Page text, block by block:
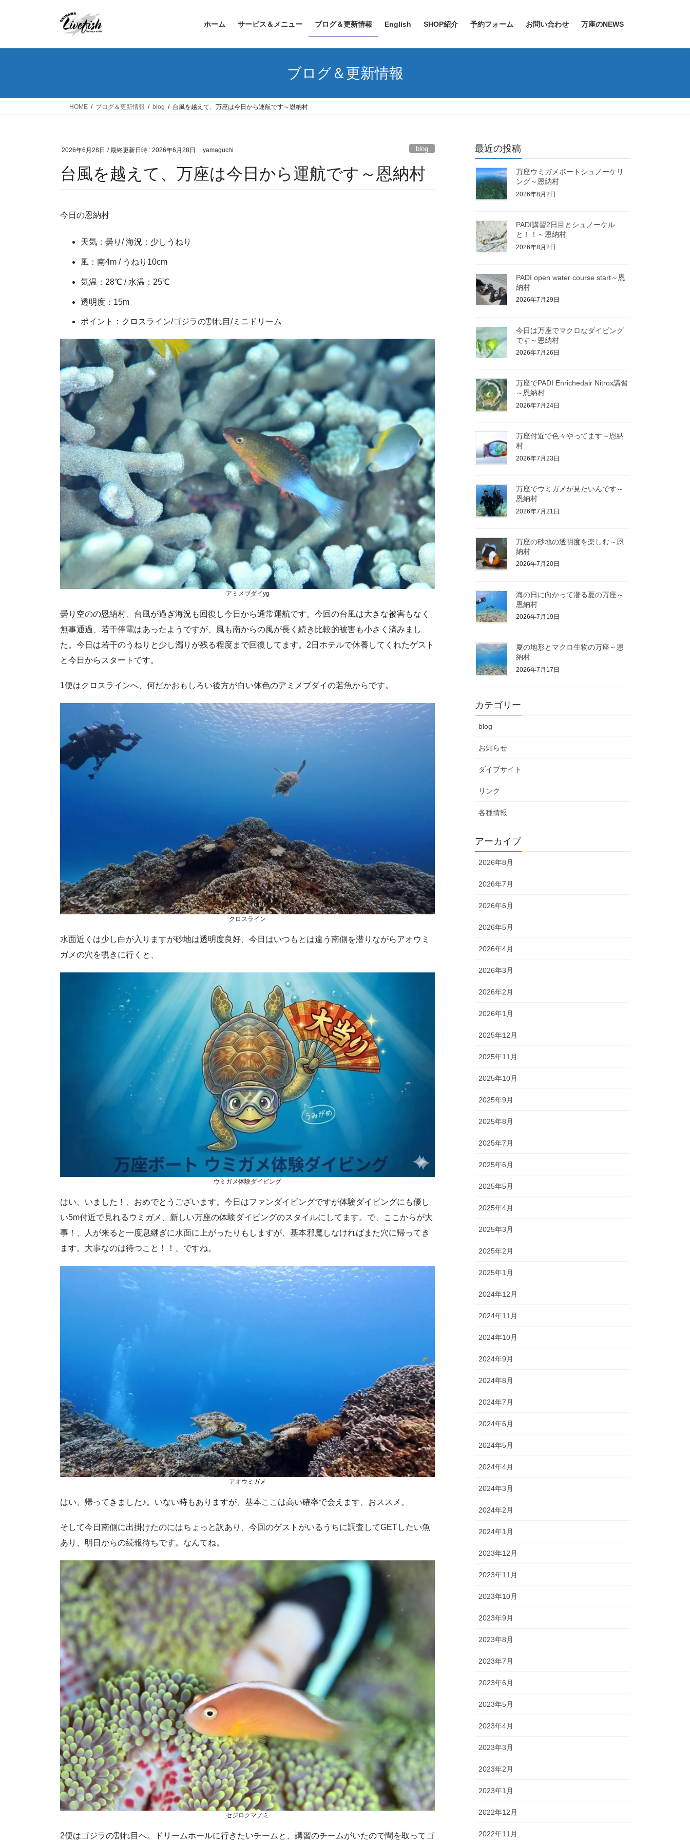
ホーム サービス＆メニュー ブログ＆更新情報 English SHOP紹介 予約フォーム お問い合わせ 万座のNEWS
ブログ＆更新情報
HOME ブログ＆更新情報 blog 台風を越えて、万座は今日から運航です～恩納村
2026年6月28日 / 最終更新日時 : 2026年6月28日 yamaguchi blog
台風を越えて、万座は今日から運航です～恩納村
今日の恩納村
天気：曇り/ 海況：少しうねり
風：南4m / うねり10cm
気温：28℃ / 水温：25℃
透明度：15m
ポイント：クロスライン/ゴジラの割れ目/ミニドリーム
アミメブダイyg
曇り空のの恩納村、台風が過ぎ海況も回復し今日から通常運航です。今回の台風は大きな被害もなく
無事通過、若干停電はあったようですが、風も南からの風が長く続き比較的被害も小さく済みまし
た。今日は若干のうねりと少し濁りが残る程度まで回復してます。2日ホテルで休養してくれたゲスト
と今日からスタートです。
1便はクロスラインへ、何だかおもしろい後方が白い体色のアミメブダイの若魚からです。
クロスライン
水面近くは少し白が入りますが砂地は透明度良好、今日はいつもとは違う南側を潜りながらアオウミ
ガメの穴を覗きに行くと、
ウミガメ体験ダイビング
はい、いました！、おめでとうございます。今日はファンダイビングですが体験ダイビングにも優し
い5m付近で見れるウミガメ、新しい万座の体験ダイビングのスタイルにしてます。で、ここからが大
事！、人が来ると一度息継ぎに水面に上がったりもしますが、基本邪魔しなければまた穴に帰ってき
ます。大事なのは待つこと！！、ですね。
アオウミガメ
はい、帰ってきました♪。いない時もありますが、基本ここは高い確率で会えます、おススメ。
そして今日南側に出掛けたのにはちょっと訳あり、今回のゲストがいるうちに調査してGETしたい魚
あり、明日からの続報待ちです。なんてね。
セジロクマノミ
2便はゴジラの割れ目へ。ドリームホールに行きたいチームと、講習のチームがいたので間を取ってゴ
最近の投稿
万座ウミガメボートシュノーケリ
ング～恩納村
2026年8月2日
PADI講習2日目とシュノーケル
と！！～恩納村
2026年8月2日
PADI open water course start～恩
納村
2026年7月29日
今日は万座でマクロなダイビング
です～恩納村
2026年7月26日
万座でPADI Enrichedair Nitrox講習
～恩納村
2026年7月24日
万座付近で色々やってます～恩納
村
2026年7月23日
万座でウミガメが見たいんです～
恩納村
2026年7月21日
万座の砂地の透明度を楽しむ～恩
納村
2026年7月20日
海の日に向かって潜る夏の万座～
恩納村
2026年7月19日
夏の地形とマクロ生物の万座～恩
納村
2026年7月17日
カテゴリー
blog
お知らせ
ダイブサイト
リンク
各種情報
アーカイブ
2026年8月
2026年7月
2026年6月
2026年5月
2026年4月
2026年3月
2026年2月
2026年1月
2025年12月
2025年11月
2025年10月
2025年9月
2025年8月
2025年7月
2025年6月
2025年5月
2025年4月
2025年3月
2025年2月
2025年1月
2024年12月
2024年11月
2024年10月
2024年9月
2024年8月
2024年7月
2024年6月
2024年5月
2024年4月
2024年3月
2024年2月
2024年1月
2023年12月
2023年11月
2023年10月
2023年9月
2023年8月
2023年7月
2023年6月
2023年5月
2023年4月
2023年3月
2023年2月
2023年1月
2022年12月
2022年11月